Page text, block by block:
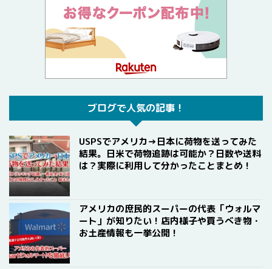
ブログで人気の記事！
USPSでアメリカ→日本に荷物を送ってみた
結果。日米で荷物追跡は可能か？日数や送料
は？実際に利用して分かったことまとめ！
アメリカの庶民的スーパーの代表「ウォルマ
ート」が知りたい！店内様子や買うべき物・
お土産情報も一挙公開！